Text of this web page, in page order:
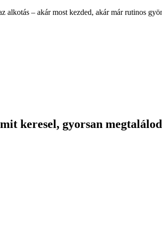
alkotás – akár most kezded, akár már rutinos
keresel, gyorsan